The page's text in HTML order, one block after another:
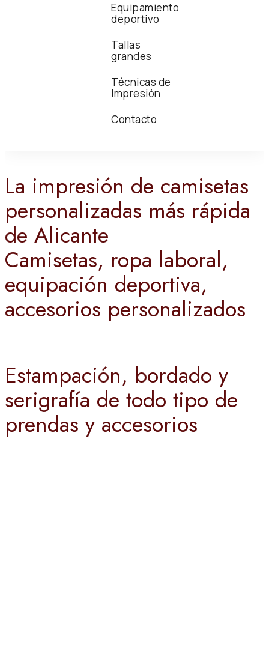
Equipamiento
deportivo
Tallas
grandes
Técnicas de
Impresión
Contacto
La impresión de camisetas
personalizadas más rápida
de Alicante
Camisetas, ropa laboral,
equipación deportiva,
accesorios personalizados
Estampación, bordado y
serigrafía de todo tipo de
prendas y accesorios